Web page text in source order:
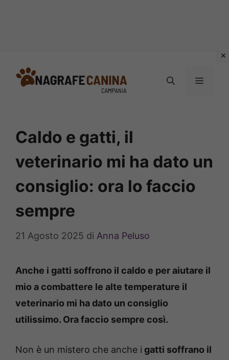
MENU
Caldo e gatti, il
veterinario mi ha dato un
consiglio: ora lo faccio
sempre
21 Agosto 2025 di Anna Peluso
Anche i gatti soffrono il caldo e per aiutare il
mio a combattere le alte temperature il
veterinario mi ha dato un consiglio
utilissimo. Ora faccio sempre così.
Non è un mistero che anche i gatti soffrano il